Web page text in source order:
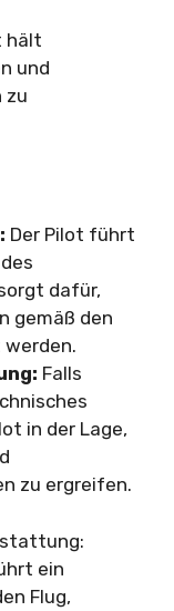
hält
und
zu
Der Pilot führt
dafür,
gemäß den
Falls
in der Lage,
zu ergreifen.
ein
Flug,